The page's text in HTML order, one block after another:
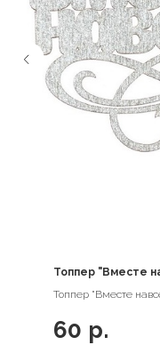
Топпер "Вместе
Топпер "Вместе
60 р.